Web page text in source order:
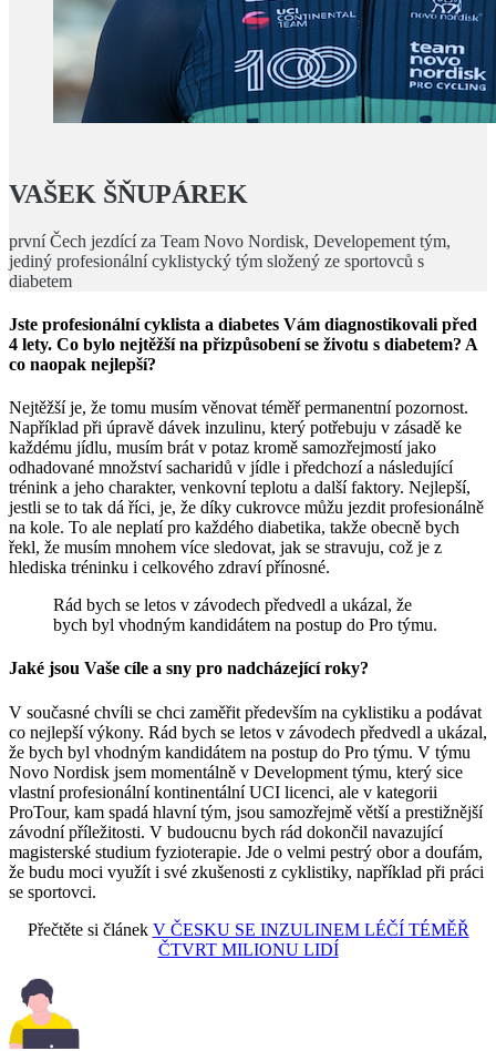
VAŠEK ŠŇUPÁREK
první Čech jezdící za Team Novo Nordisk, Developement tým,
jediný profesionální cyklistycký tým složený ze sportovců s
diabetem
Jste profesionální cyklista a diabetes Vám diagnostikovali před
4 lety. Co bylo nejtěžší na přizpůsobení se životu s diabetem? A
co naopak nejlepší?
Nejtěžší je, že tomu musím věnovat téměř permanentní pozornost.
Například při úpravě dávek inzulinu, který potřebuju v zásadě ke
každému jídlu, musím brát v potaz kromě samozřejmostí jako
odhadované množství sacharidů v jídle i předchozí a následující
trénink a jeho charakter, venkovní teplotu a další faktory. Nejlepší,
jestli se to tak dá říci, je, že díky cukrovce můžu jezdit profesionálně
na kole. To ale neplatí pro každého diabetika, takže obecně bych
řekl, že musím mnohem více sledovat, jak se stravuju, což je z
hlediska tréninku i celkového zdraví přínosné.
Rád bych se letos v závodech předvedl a ukázal, že
bych byl vhodným kandidátem na postup do Pro týmu.
Jaké jsou Vaše cíle a sny pro nadcházející roky?
V současné chvíli se chci zaměřit především na cyklistiku a podávat
co nejlepší výkony. Rád bych se letos v závodech předvedl a ukázal,
že bych byl vhodným kandidátem na postup do Pro týmu. V týmu
Novo Nordisk jsem momentálně v Development týmu, který sice
vlastní profesionální kontinentální UCI licenci, ale v kategorii
ProTour, kam spadá hlavní tým, jsou samozřejmě větší a prestižnější
závodní příležitosti. V budoucnu bych rád dokončil navazující
magisterské studium fyzioterapie. Jde o velmi pestrý obor a doufám,
že budu moci využít i své zkušenosti z cyklistiky, například při práci
se sportovci.
Přečtěte si článek V ČESKU SE INZULINEM LÉČÍ TÉMĚŘ
ČTVRT MILIONU LIDÍ